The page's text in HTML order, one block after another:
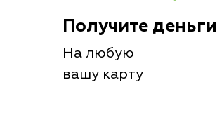
Получите деньги
На любую
вашу карту